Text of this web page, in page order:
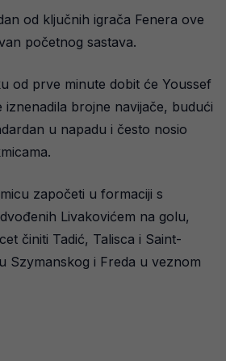
od ključnih igrača Fenera ove
početnog sastava.
od prve minute dobit će Youssef
iznenadila brojne navijače, budući
u napadu i često nosio
započeti u formaciji s
Livakovićem na golu,
činiti Tadić, Talisca i Saint-
Szymanskog i Freda u veznom